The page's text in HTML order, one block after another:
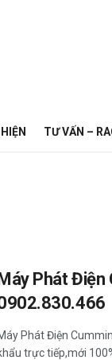
TƯ VẤN –
Phát Điện
Phát Điện
trực tiếp,mới